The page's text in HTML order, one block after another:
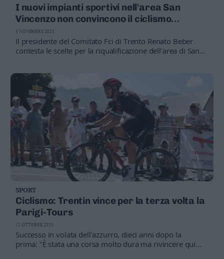
I nuovi impianti sportivi nell'area San
Vincenzo non convincono il ciclismo
provinciale
Il presidente del Comitato Fci di Trento Renato Beber
contesta le scelte per la riqualificazione dell’area di San
Secondo il movimento ciclistico, manca una struttura
sicura e completa per i giovani e le discipline federali.
Preoccupazione per il percorso verso i Mondiali del
2031: “Rischio di arrivare senza basi solide”
5 NOVEMBRE 2025
SPORT
Ciclismo: Trentin vince per la terza volta la
Parigi-Tours
Successo in volata dell'azzurro, dieci anni dopo la
prima: "È stata una corsa molto dura ma rivincere qui
12 OTTOBRE 2025